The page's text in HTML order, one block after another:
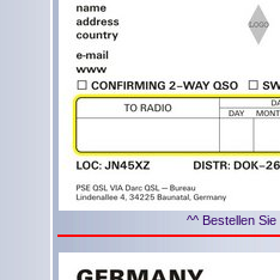
^^ Bestellen Sie